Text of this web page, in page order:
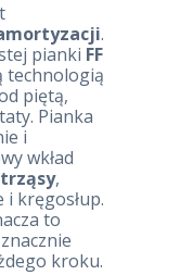
.
pianki FF
technologią
piętą,
Pianka
i
wkład
,
i kręgosłup.
to
kroku.